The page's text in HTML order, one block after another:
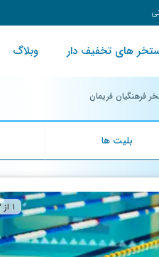
های تخفیف دار وبلاگ
فرهنگیان فریمان
بلیت ها
۱ از ۳